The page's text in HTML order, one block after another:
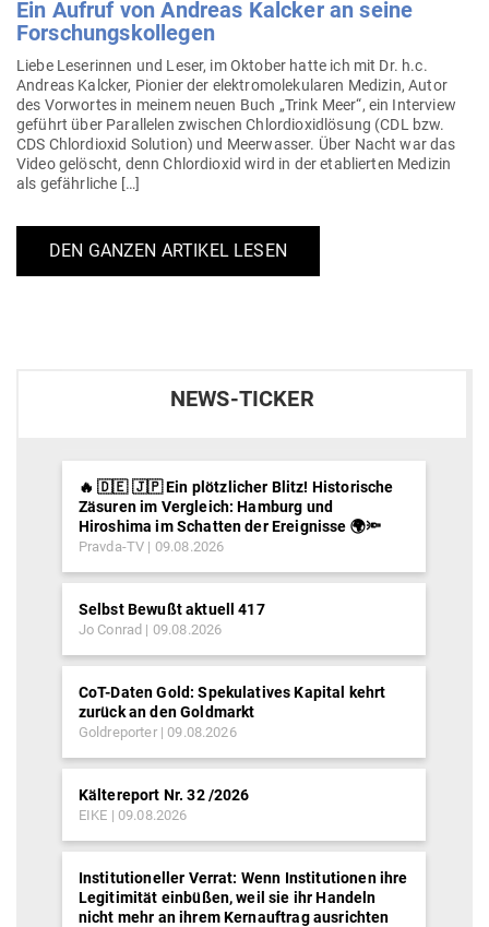
Ein Aufruf von Andreas Kalcker an seine
Forschungskollegen
Liebe Lese­rinnen und Leser, im Oktober hatte ich mit Dr. h.c.
Andreas Kalcker, Pionier der elek­tro­mo­le­ku­laren Medizin, Autor
des Vor­wortes in meinem neuen Buch „Trink Meer“, ein Interview
geführt über Par­al­lelen zwi­schen Chlor­di­oxid­lösung (CDL bzw.
CDS Chlor­dioxid Solution) und Meer­wasser. Über Nacht war das
Video gelöscht, denn Chlor­dioxid wird in der eta­blierten Medizin
als gefährliche […]
DEN GANZEN ARTIKEL LESEN
NEWS-TICKER
🔥 🇩🇪 🇯🇵 Ein plötzlicher Blitz! Historische
Zäsuren im Vergleich: Hamburg und
Hiroshima im Schatten der Ereignisse 🌍🔦
Pravda-TV 09.08.2026
Selbst Bewußt aktuell 417
Jo Conrad 09.08.2026
CoT-Daten Gold: Spekulatives Kapital kehrt
zurück an den Goldmarkt
Goldreporter 09.08.2026
Kältereport Nr. 32 /2026
EIKE 09.08.2026
Institutioneller Verrat: Wenn Institutionen ihre
Legitimität einbüßen, weil sie ihr Handeln
nicht mehr an ihrem Kernauftrag ausrichten